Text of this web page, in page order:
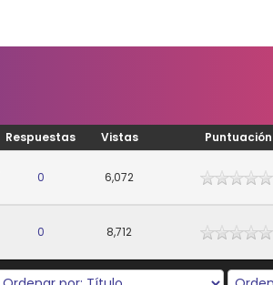
Respuestas Vistas Puntuación
0 6,072
0 8,712